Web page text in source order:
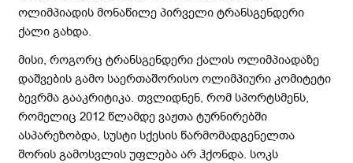
ოლიმპიადის მონაწილე პირველი ტრანსგენდერი
ქალი გახდა.
მისი, როგორც ტრანსგენდერი ქალის ოლიმპიადაზე
დაშვების გამო საერთაშორისო ოლიმპიური კომიტეტი
ბევრმა გააკრიტიკა. თვლიდნენ, რომ სპორტსმენს,
რომელიც 2012 წლამდე ვაჟთა ტურნირებში
ასპარეზობდა, სუსტი სქესის წარმომადგენელთა
შორის გამოსვლის უფლება არ ჰქონდა. სოკს